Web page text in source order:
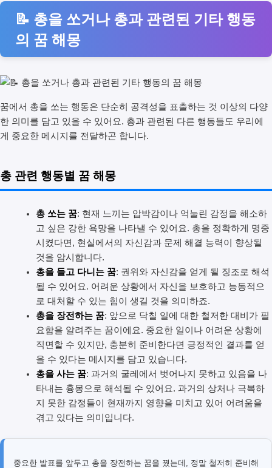
📝 총을 쏘거나 총과 관련된 기타 행동
의 꿈 해몽
꿈에서 총을 쏘는 행동은 단순히 공격성을 표출하는 것 이상의 다양
한 의미를 담고 있을 수 있어요. 총과 관련된 다른 행동들도 우리에
게 중요한 메시지를 전달하곤 합니다.
총 관련 행동별 꿈 해몽
총 쏘는 꿈: 현재 느끼는 압박감이나 억눌린 감정을 해소하
고 싶은 강한 욕망을 나타낼 수 있어요. 총을 정확하게 명중
시켰다면, 현실에서의 자신감과 문제 해결 능력이 향상될
것을 암시합니다.
총을 들고 다니는 꿈: 권위와 자신감을 얻게 될 징조로 해석
될 수 있어요. 어려운 상황에서 자신을 보호하고 능동적으
로 대처할 수 있는 힘이 생길 것을 의미하죠.
총을 장전하는 꿈: 앞으로 닥칠 일에 대한 철저한 대비가 필
요함을 알려주는 꿈이에요. 중요한 일이나 어려운 상황에
직면할 수 있지만, 충분히 준비한다면 긍정적인 결과를 얻
을 수 있다는 메시지를 담고 있습니다.
총을 사는 꿈: 과거의 굴레에서 벗어나지 못하고 있음을 나
타내는 흉몽으로 해석될 수 있어요. 과거의 상처나 극복하
지 못한 감정들이 현재까지 영향을 미치고 있어 어려움을
겪고 있다는 의미입니다.
중요한 발표를 앞두고 총을 장전하는 꿈을 꿨는데, 정말 철저히 준비해